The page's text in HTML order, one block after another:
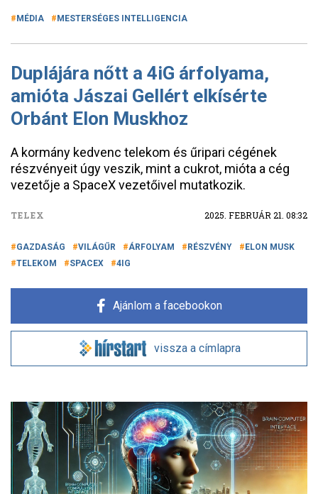
MÉDIA MESTERSÉGES INTELLIGENCIA
Duplájára nőtt a 4iG árfolyama,
amióta Jászai Gellért elkísérte
Orbánt Elon Muskhoz
A kormány kedvenc telekom és űripari cégének
részvényeit úgy veszik, mint a cukrot, mióta a cég
vezetője a SpaceX vezetőivel mutatkozik.
TELEX 2025. FEBRUÁR 21. 08:32
GAZDASÁG VILÁGŰR ÁRFOLYAM RÉSZVÉNY
ELON MUSK
TELEKOM
SPACEX 4IG
Ajánlom a facebookon
vissza a címlapra